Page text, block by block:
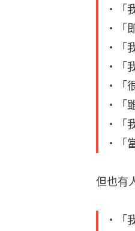
・「
・「
・「
・「
・「
・「
・「
・「
但也有
・「